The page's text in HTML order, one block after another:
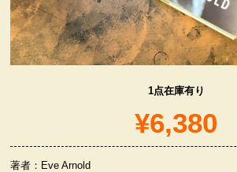
カンパニー・グッズ
キャラクター・グッズ
服飾小物雑貨
1点在庫有り
¥6,380
著者：Eve Arnold